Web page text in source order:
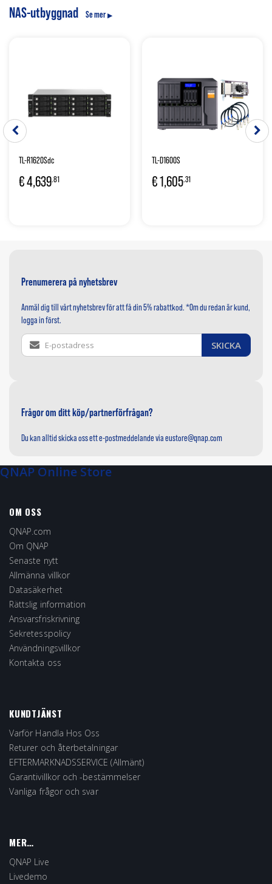
NAS-utbyggnad Se mer
TL-R1620Sdc
€4,639.81
TL-D1600S
€1,605.31
Prenumerera på nyhetsbrev
Anmäl dig till vårt nyhetsbrev för att få din 5% rabattkod. *Om du redan är kund,
logga in först.
Sign
Up
SKICKA
Frågor om ditt köp/partnerförfrågan?
Du kan alltid skicka oss ett e-postmeddelande viaeustore@qnap.com
QNAP Online Store
OM OSS
QNAP.com
Om QNAP
Senaste nytt
Allmänna villkor
Datasäkerhet
Rättslig information
Ansvarsfriskrivning
Sekretesspolicy
Användningsvillkor
Kontakta oss
KUNDTJÄNST
Varför Handla Hos Oss
Returer och återbetalningar
EFTERMARKNADSSERVICE (Allmänt)
Garantivillkor och -bestämmelser
Vanliga frågor och svar
MER…
QNAP Live
Livedemo